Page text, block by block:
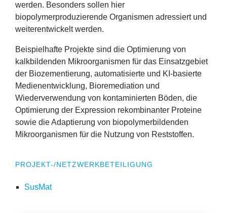
werden. Besonders sollen hier
biopolymerproduzierende Organismen adressiert und
weiterentwickelt werden.
Beispielhafte Projekte sind die Optimierung von
kalkbildenden Mikroorganismen für das Einsatzgebiet
der Biozementierung, automatisierte und KI-basierte
Medienentwicklung, Bioremediation und
Wiederverwendung von kontaminierten Böden, die
Optimierung der Expression rekombinanter Proteine
sowie die Adaptierung von biopolymerbildenden
Mikroorganismen für die Nutzung von Reststoffen.
PROJEKT-/NETZWERKBETEILIGUNG
SusMat